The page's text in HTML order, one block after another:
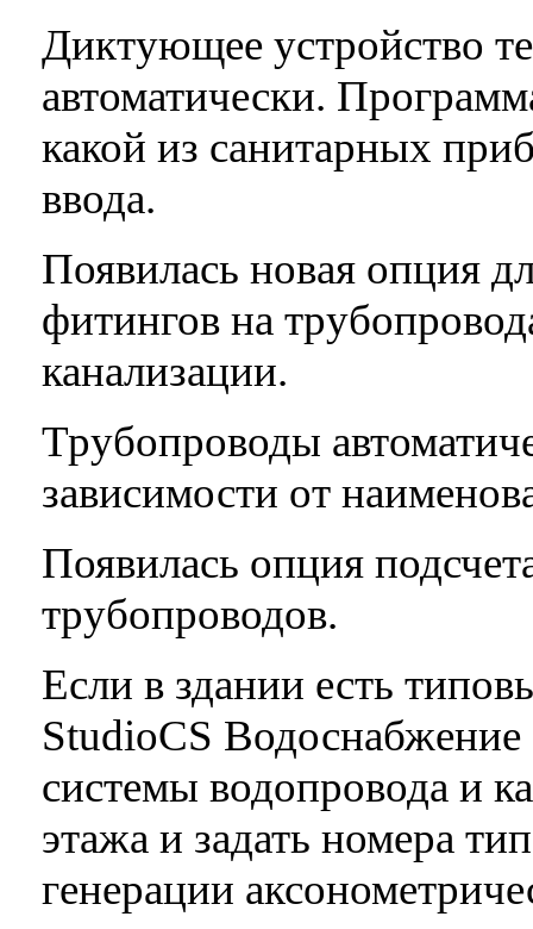
Диктующее устройство
автоматически.
какой из санитарных
ввода.
Появилась новая опция
фитингов на
канализации.
Трубопроводы
зависимости от
Появилась опция
трубопроводов.
Если в здании есть
StudioCS Водоснабжение
системы водопровода и
этажа и задать номера
генерации